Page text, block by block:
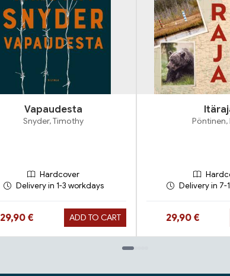
Vapaudesta
Snyder, Timothy
Hardcover
Delivery in 1-3 workdays
Hinta nyt
29,90 € ADD TO CART
Pöntinen,
Delivery in 7-
Hinta nyt
29,90 €